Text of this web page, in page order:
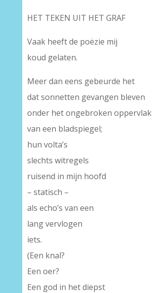
HET TEKEN UIT HET GRAF
Vaak heeft de poëzie mij
koud gelaten.
Meer dan eens gebeurde het
dat sonnetten gevangen bleven
onder het ongebroken oppervlak
van een bladspiegel;
hun volta’s
slechts witregels
ruisend in mijn hoofd
– statisch –
als echo’s van een
lang vervlogen
iets.
(Een knal?
Een oer?
Een god in het diepst